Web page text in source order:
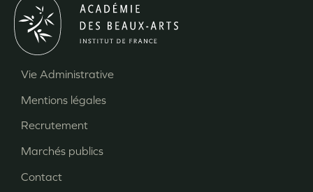
Pied
de
page
Vie Administrative
Mentions légales
Recrutement
Marchés publics
Contact